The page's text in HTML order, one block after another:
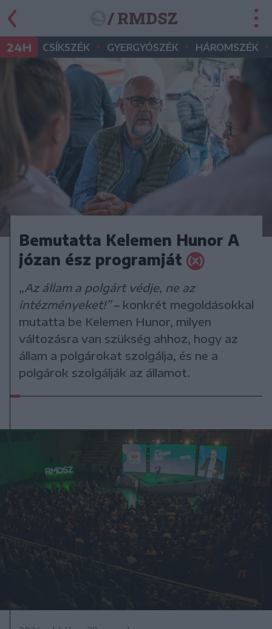
/ RMDSZ
24H CSÍKSZÉK • GYERGYÓSZÉK • HÁROMSZÉK •
Bemutatta Kelemen Hunor A
józan ész programját
„Az állam a polgárt védje, ne az
intézményeket!”– konkrét megoldásokkal
mutatta be Kelemen Hunor, milyen
változásra van szükség ahhoz, hogy az
állam a polgárokat szolgálja, és ne a
polgárok szolgálják az államot.